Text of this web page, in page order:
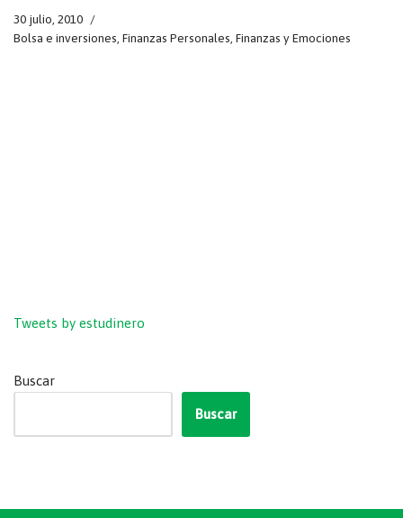
30 julio, 2010
Bolsa e inversiones Finanzas Personales Finanzas y Emociones
Tweets by estudinero
Buscar
Buscar